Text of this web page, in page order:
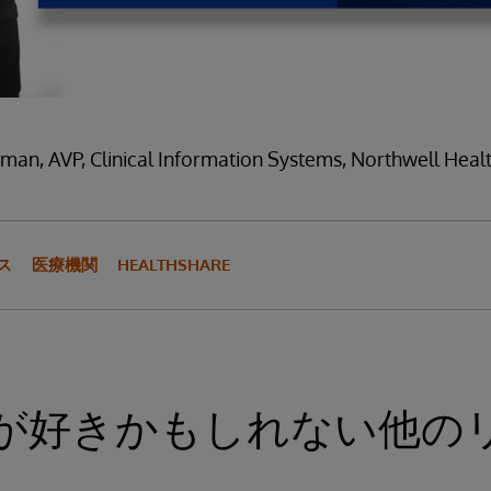
AVP, Clinical Information Systems, Northwell
医療機関 HEALTHSHARE
好きかもしれない他の